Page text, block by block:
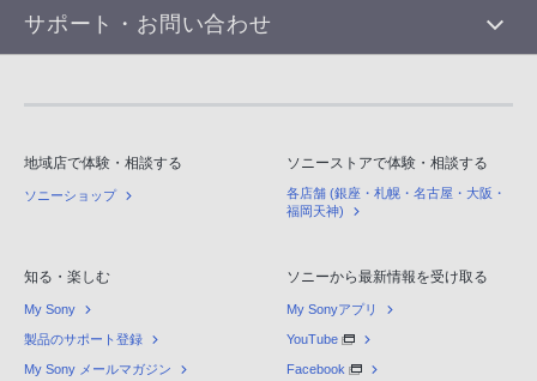
サポート・お問い合わせ
地域店で体験・相談する
ソニーショップ
ソニーストアで体験・相談する
各店舗 (銀座・札幌・名古屋・大阪・
福岡天神)
知る・楽しむ
My Sony
製品のサポート登録
My Sony メールマガジン
ソニーから最新情報を受け取る
My Sonyアプリ
YouTube
Facebook